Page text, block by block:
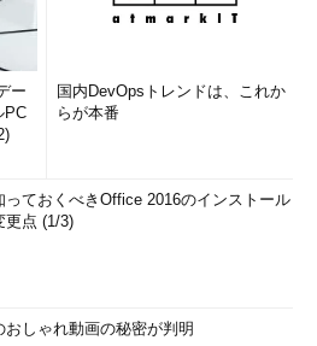
ー
PC
国内DevOpsトレンドは、これか
らが本番
っておくべきOffice 2016のインストール
更点 (1/3)
おしゃれ動画の秘密が判明